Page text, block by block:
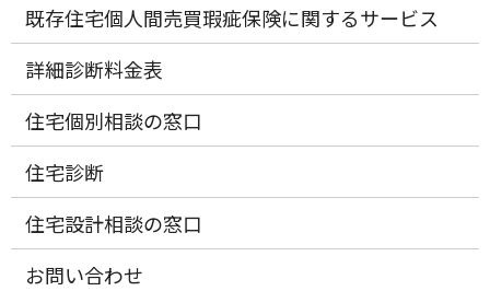
既存住宅個人間売買瑕疵保険に関するサービス
詳細診断料金表
住宅個別相談の窓口
住宅診断
住宅設計相談の窓口
お問い合わせ